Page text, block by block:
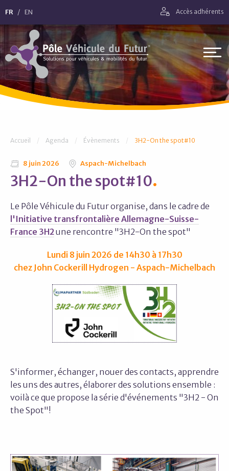
Aller directement au contenu
FR EN Accès adhérents
Pôle Véhicule du Futur
Vous êtes ici :
Accueil Agenda Évènements 3H2-On the spot#10
8 juin 2026 Aspach-Michelbach
3H2-On the spot#10
Le Pôle Véhicule du Futur organise, dans le cadre de
l'Initiative transfrontalière Allemagne-Suisse-
France 3H2une rencontre "3H2-On the spot"
Lundi 8 juin 2026 de 14h30 à 17h30
chez John Cockerill Hydrogen - Aspach-Michelbach
S'informer, échanger, nouer des contacts, apprendre
les uns des autres, élaborer des solutions ensemble :
voilà ce que propose la série d'événements "3H2 - On
the Spot"!